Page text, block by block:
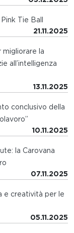
Tie Ball
21.11.2025
migliorare la
all’intelligenza
13.11.2025
conclusivo della
10.11.2025
la Carovana
07.11.2025
e creatività per le
05.11.2025